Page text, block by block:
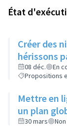
État
Créer des
hérissons
08 déc.
En
Propositions
Mettre en
un plan
30 mars